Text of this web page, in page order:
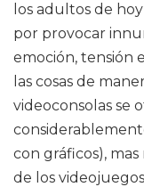
los adultos de
por provocar
emoción, tensión
las cosas de
videoconsolas se
con gráficos),
de los